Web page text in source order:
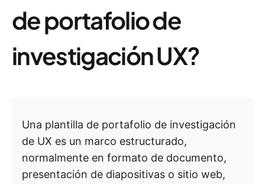
de portafolio de
investigación UX?
Una plantilla de portafolio de investigación
de UX es un marco estructurado,
normalmente en formato de documento,
presentación de diapositivas o sitio web,